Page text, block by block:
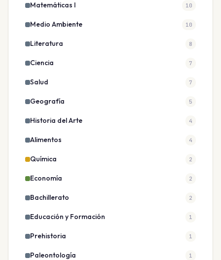
Matemáticas I 10
Medio Ambiente 10
Literatura 8
Ciencia 7
Salud 7
Geografía 5
Historia del Arte 4
Alimentos 4
Química 2
Economía 2
Bachillerato 2
Educación y Formación 1
Prehistoria 1
Paleontología 1